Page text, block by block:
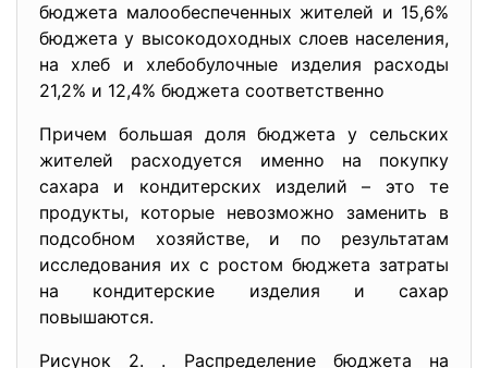
бюджета малообеспеченных жителей и 15,6%
бюджета у высокодоходных слоев населения,
на хлеб и хлебобулочные изделия расходы
21,2% и 12,4% бюджета соответственно
Причем большая доля бюджета у сельских
жителей расходуется именно на покупку
сахара и кондитерских изделий – это те
продукты, которые невозможно заменить в
подсобном хозяйстве, и по результатам
исследования их с ростом бюджета затраты
на кондитерские изделия и сахар
повышаются.
Рисунок 2. . Распределение бюджета на